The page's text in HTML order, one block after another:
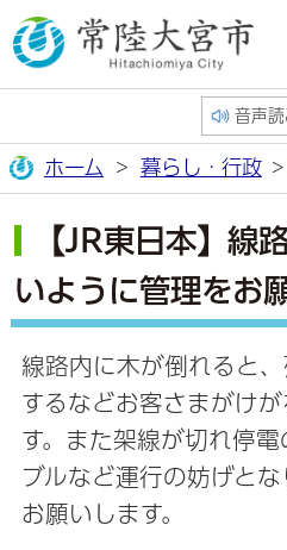
音声
ホーム 暮らし・行政
【JR東日本】線
いように管理をお
線路内に木が倒れると
するなどお客さまがけ
す。また架線が切れ停
ブルなど運行の妨げと
お願いします。